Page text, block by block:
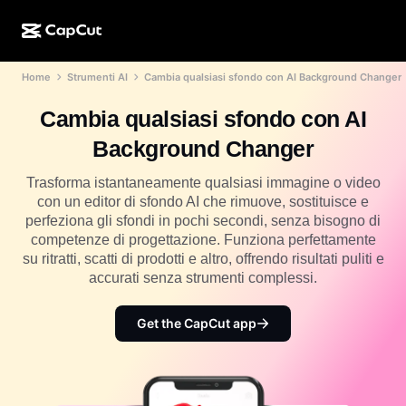
CapCut Online
CapCut Pad
CapCut Mobile
Dreamina IA
Pippit IA
Design IA
Generatore di video IA
Generatore di immagini IA
Ottimizzatore di immagini IA
Dreamina Seedance 2.5
Strumenti IA
Editor e generatore di video
Editor e generatore di immagini
Generatore e editor vocale
Modelli per le festività
Altro
Modelli di calendario
Community
Iniziative
Affiliati
Programma pionieri
Programma partner creativi
Campus creativo di CapCut
Home Strumenti AI Cambia qualsiasi sfondo con AI Background Changer
Cambia qualsiasi sfondo con AI
Background Changer
Trasforma istantaneamente qualsiasi immagine o video
con un editor di sfondo AI che rimuove, sostituisce e
perfeziona gli sfondi in pochi secondi, senza bisogno di
competenze di progettazione. Funziona perfettamente
su ritratti, scatti di prodotti e altro, offrendo risultati puliti e
accurati senza strumenti complessi.
Get the CapCut app